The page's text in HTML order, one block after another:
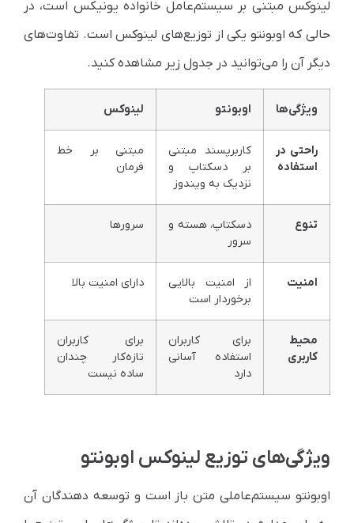
لینوکس مبتنی بر سیستم‌عامل خانواده یونیکس است، در
حالی که اوبونتو یکی از توزیع‌های لینوکس است. تفاوت‌های
دیگر آن را می‌توانید در جدول زیر مشاهده کنید.
ویژگی‌ها اوبونتو لینوکس
راحتی در
استفاده
کاربرپسند مبتنی
بر دسکتاپ و
نزدیک به ویندوز
مبتنی بر خط
فرمان
تنوع
دسکتاپ، هسته و
سرور
سرورها
امنیت
از امنیت بالایی
برخوردار است
دارای امنیت بالا
محیط
کاربری
برای کاربران
استفاده آسانی
دارد
برای کاربران
تازه‌کار چندان
ساده نیست
ویژگی‌های توزیع لینوکس اوبونتو
اوبونتو سیستم‌عاملی متن باز است و توسعه دهندگان آن